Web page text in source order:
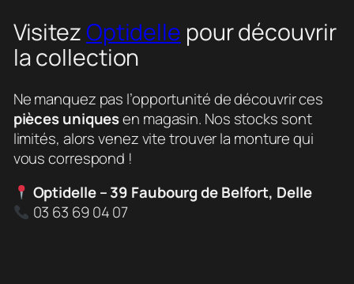
VisitezOptidelle pour découvrir
la collection
Ne manquez pas l’opportunité de découvrir ces
pièces uniquesen magasin. Nos stocks sont
limités, alors venez vite trouver la monture qui
vous correspond !
Optidelle – 39 Faubourg de Belfort, Delle
03 63 69 04 07